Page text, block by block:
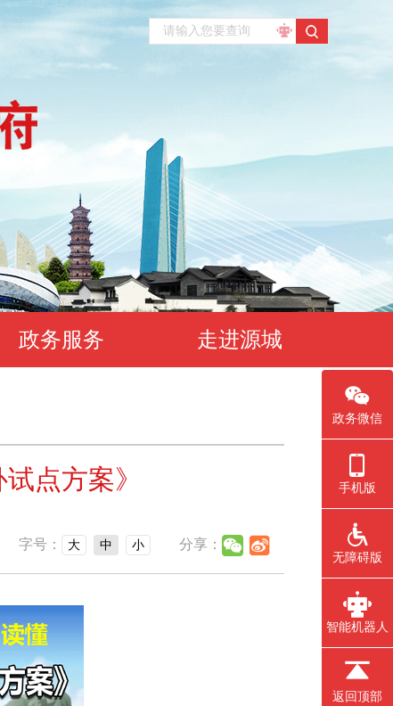
政务服务 走进源城
点方案》
字号： 大 中 小 分享：
政务微信
手机版
无障碍版
智能机器人
返回顶部